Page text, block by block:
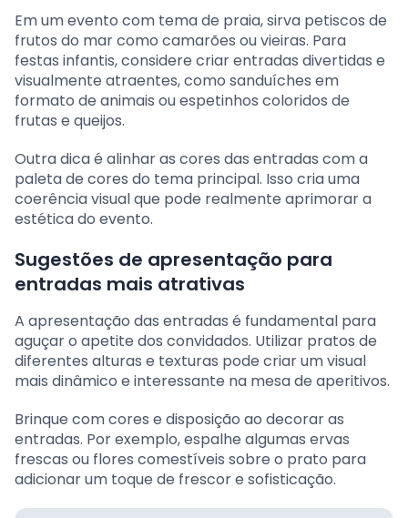
Em um evento com tema de praia, sirva petiscos de
frutos do mar como camarões ou vieiras. Para
festas infantis, considere criar entradas divertidas e
visualmente atraentes, como sanduíches em
formato de animais ou espetinhos coloridos de
frutas e queijos.
Outra dica é alinhar as cores das entradas com a
paleta de cores do tema principal. Isso cria uma
coerência visual que pode realmente aprimorar a
estética do evento.
Sugestões de apresentação para
entradas mais atrativas
A apresentação das entradas é fundamental para
aguçar o apetite dos convidados. Utilizar pratos de
diferentes alturas e texturas pode criar um visual
mais dinâmico e interessante na mesa de aperitivos.
Brinque com cores e disposição ao decorar as
entradas. Por exemplo, espalhe algumas ervas
frescas ou flores comestíveis sobre o prato para
adicionar um toque de frescor e sofisticação.